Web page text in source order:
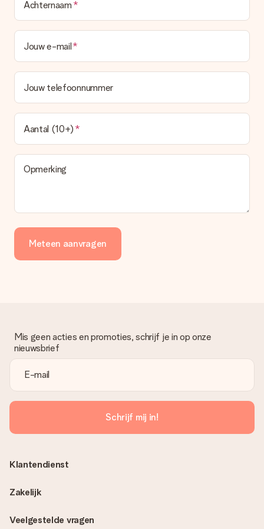
Achternaam
Jouw e-mail
Jouw telefoonnummer
Aantal (10+)
Opmerking
Meteen aanvragen
Mis geen acties en promoties, schrijf je in op onze
nieuwsbrief
Schrijf mij in!
Veelgestelde vragen
Klantendienst
Zakelijk